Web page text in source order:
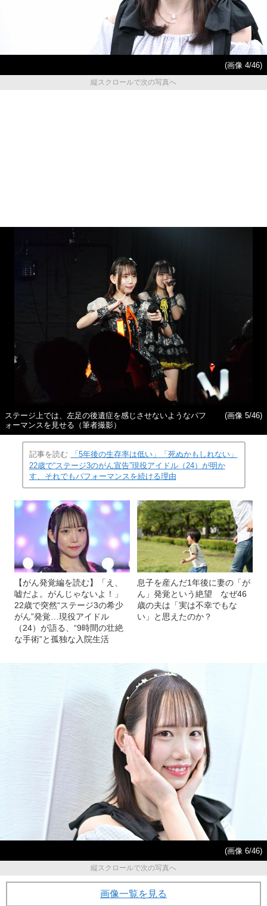
(画像 4/46)
縦スクロールで次の写真へ
ステージ上では、左足の後遺症を感じさせないようなパフ
ォーマンスを見せる（筆者撮影）
(画像 5/46)
記事を読む
「5年後の生存率は低い」「死ぬかもしれない」
22歳で“ステージ3のがん宣告”現役アイドル（24）が明か
す、それでもパフォーマンスを続ける理由
【がん発覚編を読む】「え、
嘘だよ。がんじゃないよ！」
22歳で突然“ステージ3の希少
がん”発覚…現役アイドル
（24）が語る、“9時間の壮絶
な手術”と孤独な入院生活
息子を産んだ1年後に妻の「が
ん」発覚という絶望 なぜ46
歳の夫は「実は不幸でもな
い」と思えたのか？
(画像 6/46)
縦スクロールで次の写真へ
画像一覧を見る